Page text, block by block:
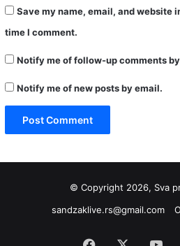
Save my name, email, and website
time I comment.
Notify me of follow-up comments
Notify me of new posts by email.
© Copyright 2026, Sva
sandzaklive.rs@gmail.com